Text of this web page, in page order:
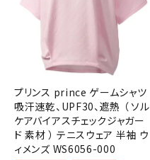
プリンス prince ゲームシャツ
吸汗速乾、UPF30、遮熱 （ ソル
ケアバイアスチェックジャガー
ド 素材 ） テニスウェア 半袖 ウ
ィメンズ WS6056-000